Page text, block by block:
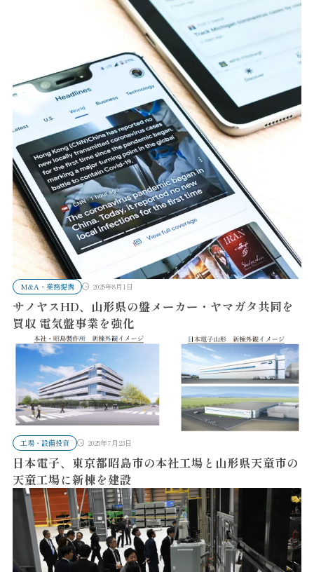
M&A・業務提携 2025年8月1日
サノヤスHD、山形県の盤メーカー・ヤマガタ共同を
買収 電気盤事業を強化
工場・設備投資 2025年7月23日
日本電子、東京都昭島市の本社工場と山形県天童市の
天童工場に新棟を建設